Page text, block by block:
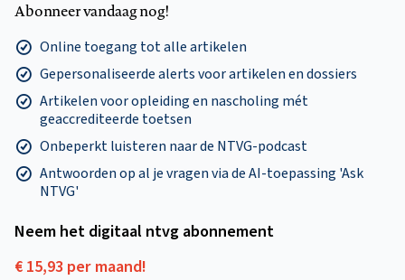
Abonneer vandaag nog!
Online toegang tot alle artikelen
Gepersonaliseerde alerts voor artikelen en dossiers
Artikelen voor opleiding en nascholing mét
geaccrediteerde toetsen
Onbeperkt luisteren naar de NTVG-podcast
Antwoorden op al je vragen via de AI-toepassing 'Ask
NTVG'
Neem het digitaal ntvg abonnement
€ 15,93 per maand!